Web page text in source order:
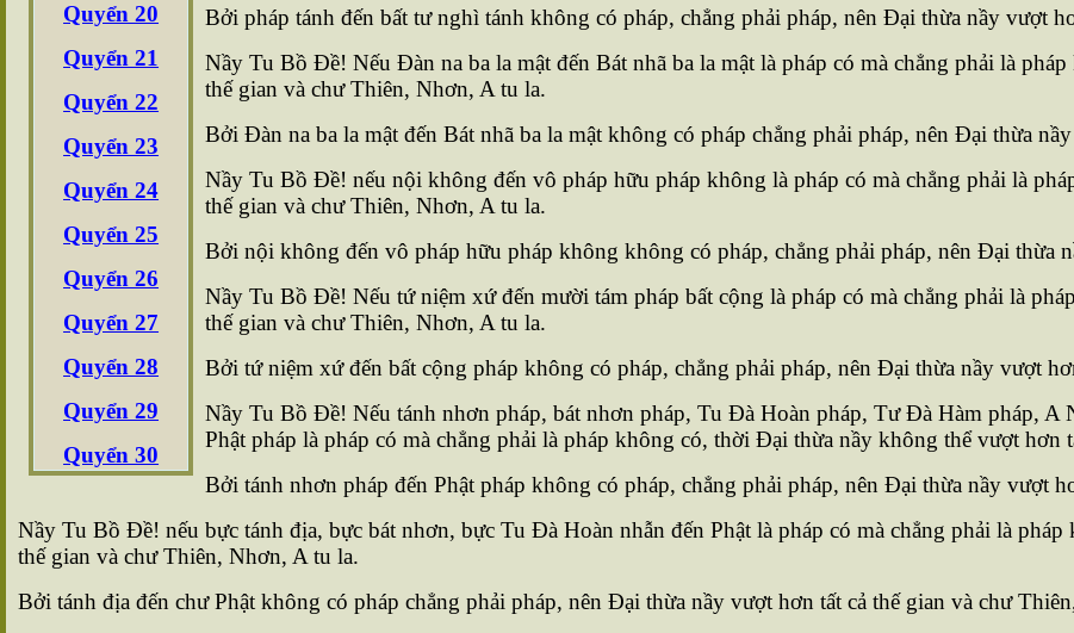
Quyển 20
Quyển 21
Quyển 22
Quyển 23
Quyển 24
Quyển 25
Quyển 26
Quyển 27
Quyển 28
Quyển 29
Quyển 30
Bởi pháp tánh đến bất tư nghì tánh không có pháp, chẳng phải pháp, nên Ðại thừa nầy vượt
Nầy Tu Bồ Ðề! Nếu Ðàn na ba la mật đến Bát nhã ba la mật là pháp có mà chẳng phải là
thế gian và chư Thiên, Nhơn, A tu la.
Bởi Ðàn na ba la mật đến Bát nhã ba la mật không có pháp chẳng phải pháp, nên Ðại thừa
Nầy Tu Bồ Ðề! nếu nội không đến vô pháp hữu pháp không là pháp có mà chẳng phải là
thế gian và chư Thiên, Nhơn, A tu la.
Bởi nội không đến vô pháp hữu pháp không không có pháp, chẳng phải pháp, nên Ðại thừa
Nầy Tu Bồ Ðề! Nếu tứ niệm xứ đến mười tám pháp bất cộng là pháp có mà chẳng phải là
thế gian và chư Thiên, Nhơn, A tu la.
Bởi tứ niệm xứ đến bất cộng pháp không có pháp, chẳng phải pháp, nên Ðại thừa nầy vượt
Nầy Tu Bồ Ðề! Nếu tánh nhơn pháp, bát nhơn pháp, Tu Ðà Hoàn pháp, Tư Ðà Hàm pháp, A
Phật pháp là pháp có mà chẳng phải là pháp không có, thời Ðại thừa nầy không thể vượt hơn
Bởi tánh nhơn pháp đến Phật pháp không có pháp, chẳng phải pháp, nên Ðại thừa nầy vượt
Nầy Tu Bồ Ðề! nếu bực tánh địa, bực bát nhơn, bực Tu Ðà Hoàn nhẫn đến Phật là pháp có mà chẳng phải là
thế gian và chư Thiên, Nhơn, A tu la.
Bởi tánh địa đến chư Phật không có pháp chẳng phải pháp, nên Ðại thừa nầy vượt hơn tất cả thế gian và chư